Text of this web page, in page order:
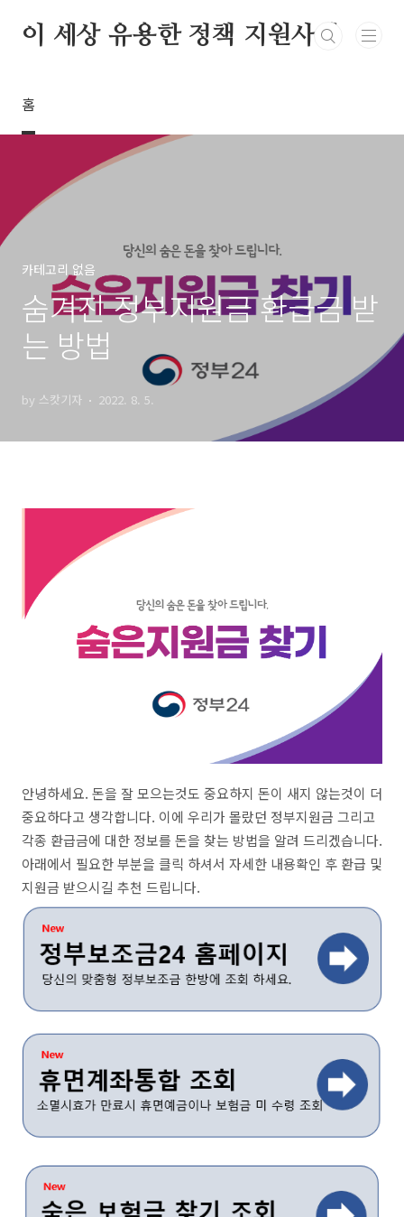
이 세상 유용한 정책 지원사업
홈
카테고리 없음
숨겨진 정부지원금 환급금 받
는 방법
by 스캇기자 2022. 8. 5.
안녕하세요. 돈을 잘 모으는것도 중요하지 돈이 새지 않는것이 더
중요하다고 생각합니다. 이에 우리가 몰랐던 정부지원금 그리고
각종 환급금에 대한 정보를 돈을 찾는 방법을 알려 드리겠습니다.
아래에서 필요한 부분을 클릭 하셔서 자세한 내용확인 후 환급 및
지원금 받으시길 추천 드립니다.